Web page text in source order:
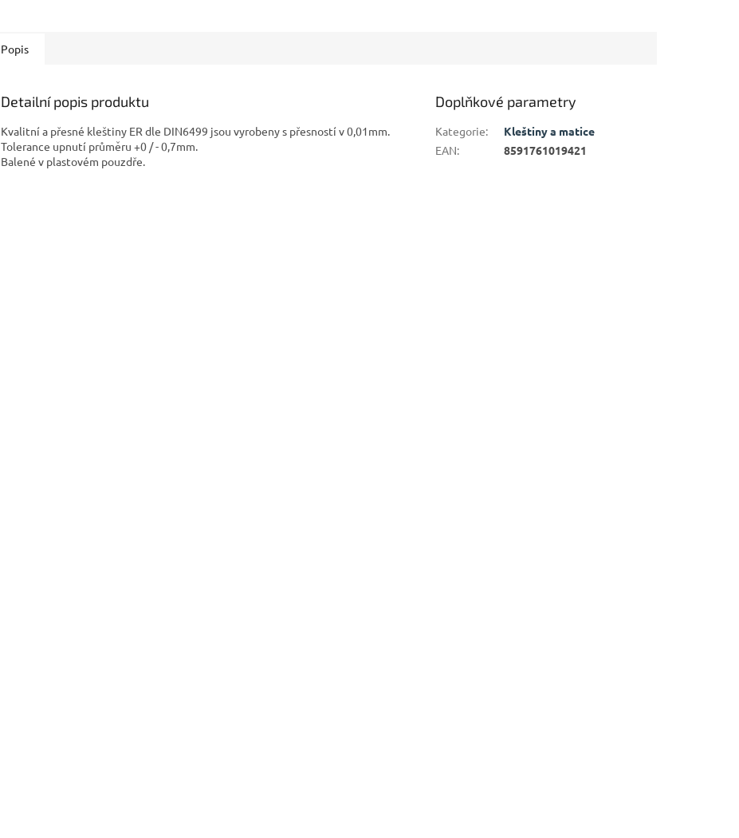
Popis
Detailní popis produktu
Kvalitní a přesné kleštiny ER dle DIN6499 jsou vyrobeny s přesností v 0,01mm.
Tolerance upnutí průměru +0 / - 0,7mm.
Balené v plastovém pouzdře.
Doplňkové parametry
Kategorie:
Kleštiny a matice
EAN: 8591761019421